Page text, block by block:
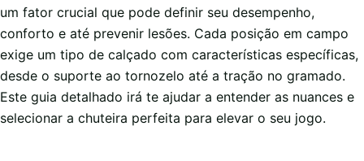
um fator crucial que pode definir seu desempenho,
conforto e até prevenir lesões. Cada posição em campo
exige um tipo de calçado com características específicas,
desde o suporte ao tornozelo até a tração no gramado.
Este guia detalhado irá te ajudar a entender as nuances e
selecionar a chuteira perfeita para elevar o seu jogo.